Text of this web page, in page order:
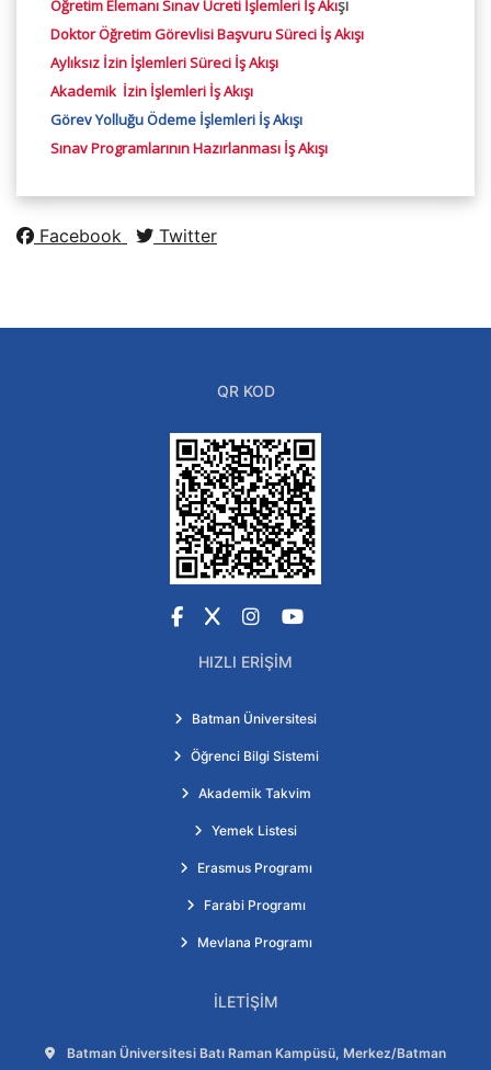
Öğretim Elemanı Sınav Ücreti İşlemleri İş Akışı
Doktor Öğretim Görevlisi Başvuru Süreci İş Akışı
Aylıksız İzin İşlemleri Süreci İş Akışı
Akademik İzin İşlemleri İş Akışı
Görev Yolluğu Ödeme İşlemleri İş Akışı
Sınav Programlarının Hazırlanması İş Akışı
Facebook Twitter
QR KOD
Facebook
X Instagram
YouTube
HIZLI ERIŞIM
Batman Üniversitesi
Öğrenci Bilgi Sistemi
Akademik Takvim
Yemek Listesi
Erasmus Programı
Farabi Programı
Mevlana Programı
İLETIŞIM
Adres:
Batman Üniversitesi Batı Raman Kampüsü, Merkez/Batman